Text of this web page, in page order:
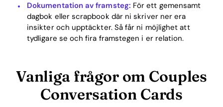
Dokumentation av framsteg: För ett gemensamt
dagbok eller scrapbook där ni skriver ner era
insikter och upptäckter. Så får ni möjlighet att
tydligare se och fira framstegen i er relation.
Vanliga frågor om Couples
Conversation Cards